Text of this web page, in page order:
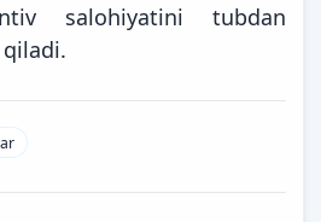
salohiyatini tubdan